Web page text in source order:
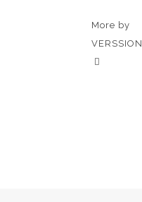
More by
VERSSION